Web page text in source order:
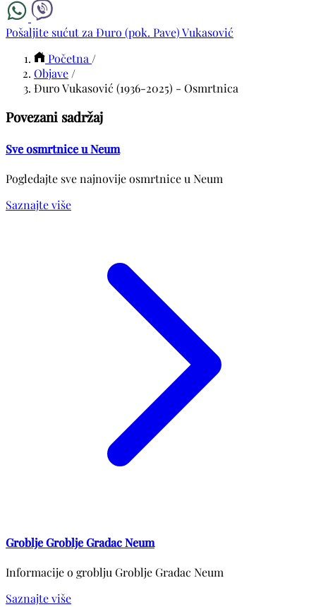
Pošaljite sućut za Đuro (pok. Pave) Vukasović
Početna /
Objave /
Đuro Vukasović (1936-2025) - Osmrtnica
Povezani sadržaj
Sve osmrtnice u Neum
Pogledajte sve najnovije osmrtnice u Neum
Saznajte više
Groblje Groblje Gradac Neum
Informacije o groblju Groblje Gradac Neum
Saznajte više